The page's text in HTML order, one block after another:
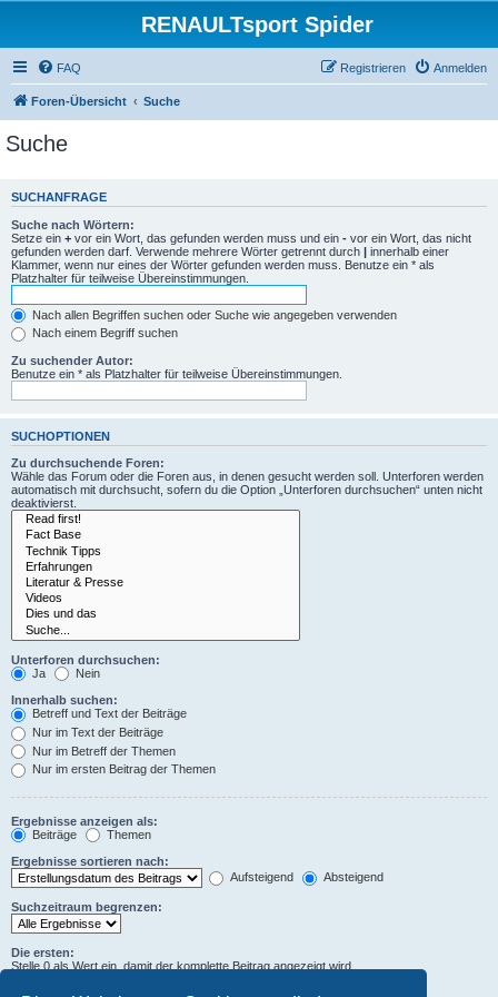
RENAULTsport Spider
FAQ Anmelden
Registrieren
Foren-Übersicht Suche
Suche
SUCHANFRAGE
Suche nach Wörtern:
Setze ein + vor ein Wort, das gefunden werden muss und ein - vor ein Wort, das nicht
gefunden werden darf. Verwende mehrere Wörter getrennt durch | innerhalb einer
Klammer, wenn nur eines der Wörter gefunden werden muss. Benutze ein * als
Platzhalter für teilweise Übereinstimmungen.
Nach allen Begriffen suchen oder Suche wie angegeben verwenden
Nach einem Begriff suchen
Zu suchender Autor:
Benutze ein * als Platzhalter für teilweise Übereinstimmungen.
SUCHOPTIONEN
Zu durchsuchende Foren:
Wähle das Forum oder die Foren aus, in denen gesucht werden soll. Unterforen werden
automatisch mit durchsucht, sofern du die Option „Unterforen durchsuchen“ unten nicht
deaktivierst.
Unterforen durchsuchen:
Ja
Nein
Innerhalb suchen:
Betreff und Text der Beiträge
Nur im Text der Beiträge
Nur im Betreff der Themen
Nur im ersten Beitrag der Themen
Ergebnisse anzeigen als:
Beiträge
Themen
Ergebnisse sortieren nach:
Aufsteigend
Absteigend
Suchzeitraum begrenzen:
Die ersten:
Stelle 0 als Wert ein, damit der komplette Beitrag angezeigt wird.